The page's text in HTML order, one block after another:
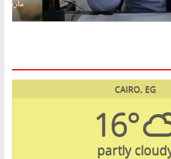
CAIRO, EG
16°
partly